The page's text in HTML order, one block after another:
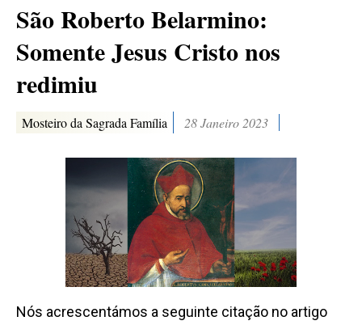
São Roberto Belarmino:
Somente Jesus Cristo nos
redimiu
Mosteiro da Sagrada Família 28 Janeiro 2023
Nós acrescentámos a seguinte citação no artigo